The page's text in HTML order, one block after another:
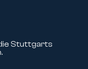
Stuttgarts